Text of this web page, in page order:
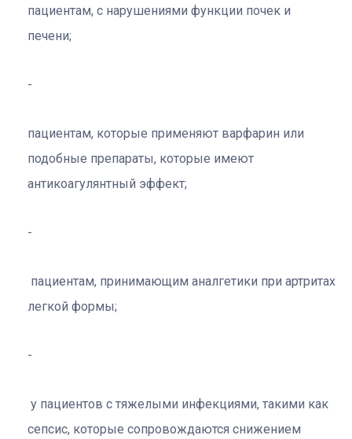
пациентам, с нарушениями функции почек и
печени;
пациентам, которые применяют варфарин или
подобные препараты, которые имеют
антикоагулянтный эффект;
пациентам, принимающим аналгетики при артритах
легкой формы;
у пациентов с тяжелыми инфекциями, такими как
сепсис, которые сопровождаются снижением